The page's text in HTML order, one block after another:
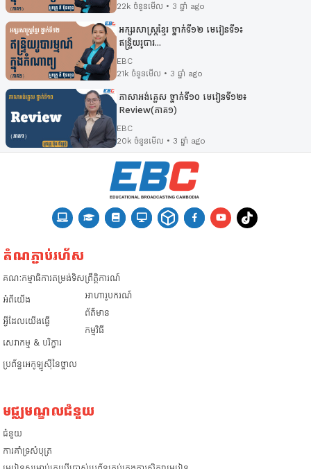
22k ចំនួនមើល • 3 ឆ្នាំ ago
អក្សរសាស្ត្រខ្មែរ ថ្នាក់ទី១២ មេរៀនទី១៖
ឥន្ទ្រិយរូបារ...
EBC
21k ចំនួនមើល • 3 ឆ្នាំ ago
ភាសាអង់គ្លេស ថ្នាក់ទី១០ មេរៀនទី១២៖​
Review(ភាគ១)
EBC
20k ចំនួនមើល • 3 ឆ្នាំ ago
តំណភ្ជាប់រហ័ស
គណៈកម្មាធិការតម្រង់ទិស
អំពី​យើង
អ្វីដែលយើងធ្វើ
សេវាកម្ម & បរិក្ខារ
ប្រព័ន្ធអេកូឡូស៊ីនៃថ្នាល
ព្រឹត្តិការណ៍
អាហារូបករណ៍
ព័ត៌មាន
កម្មវិធី
មជ្ឈមណ្ឌលជំនួយ
ជំនួយ
​ការគាំទ្រសំបុត្រ